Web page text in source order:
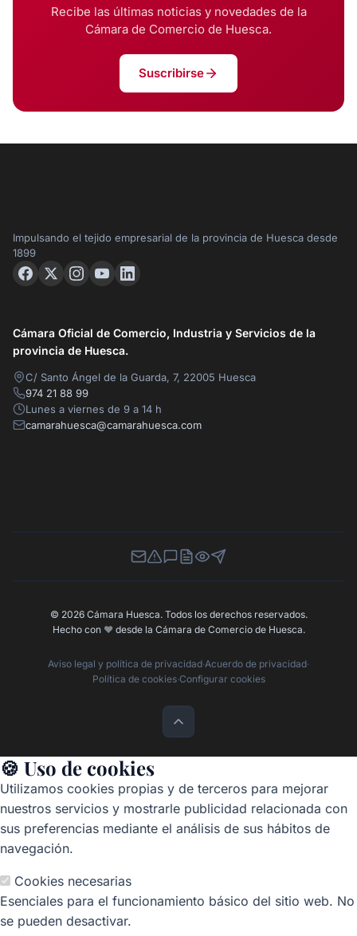
Recibe las últimas noticias y novedades de la
Cámara de Comercio de Huesca.
Suscribirse
Impulsando el tejido empresarial de la provincia de Huesca desde
1899
Cámara Oficial de Comercio, Industria y Servicios de la
provincia de Huesca.
C/ Santo Ángel de la Guarda, 7, 22005 Huesca
974 21 88 99
Lunes a viernes de 9 a 14 h
camarahuesca@camarahuesca.com
Newsletter
Canal de Denuncias
Buzón de Sugerencias
Perfil Contratante
Ley de Transparencia
Contacta con nosotros
© 2026 Cámara Huesca. Todos los derechos reservados.
Hecho con ❤️ desde la Cámara de Comercio de Huesca.
Aviso legal y política de privacidad·Acuerdo de privacidad·
Política de cookies·Configurar cookies
🍪 Uso de cookies
Utilizamos cookies propias y de terceros para mejorar
nuestros servicios y mostrarle publicidad relacionada con
sus preferencias mediante el análisis de sus hábitos de
navegación.
Cookies necesarias
Esenciales para el funcionamiento básico del sitio web. No
se pueden desactivar.